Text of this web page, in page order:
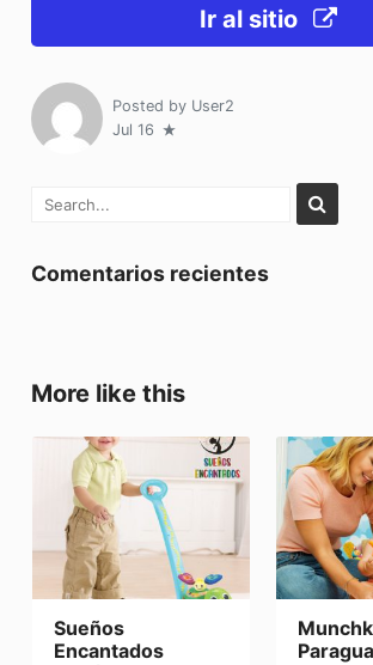
Ir al sitio
Posted by User2
Jul 16
Comentarios recientes
More like this
Sueños
Encantados